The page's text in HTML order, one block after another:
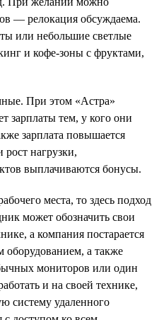
— релокация обсуждаема.
или небольшие светлые
и кофе-зоны с фруктами,
При этом «Астра»
зарплаты тем, у кого они
зарплата повышается
нагрузки,
выплачиваются бонусы.
места, то здесь подход
может обозначить свои
а компания постарается
оборудованием, а также
мониторов или один
и на своей технике,
систему удаленного